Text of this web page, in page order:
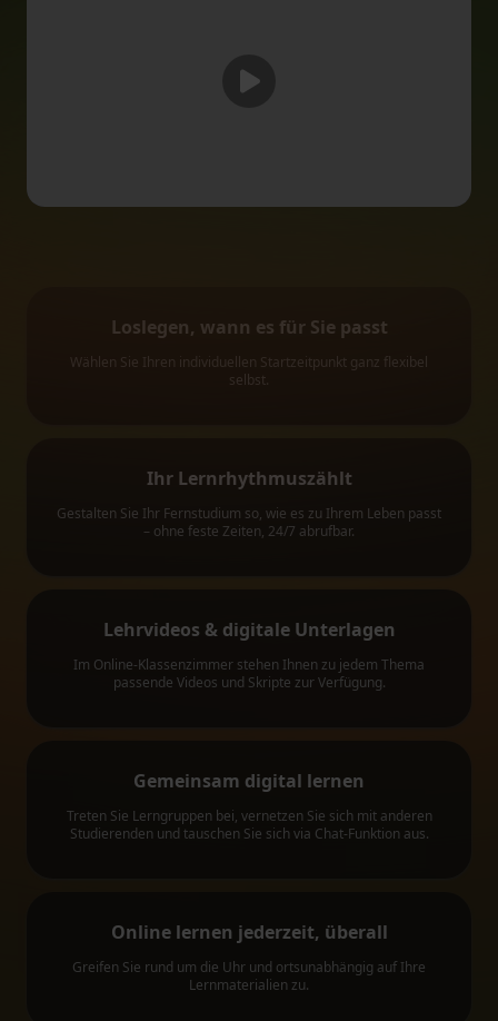
Loslegen, wann es für Sie passt
Wählen Sie Ihren individuellen Startzeitpunkt ganz flexibel
selbst.
Ihr Lernrhythmuszählt
Gestalten Sie Ihr Fernstudium so, wie es zu Ihrem Leben passt
– ohne feste Zeiten, 24/7 abrufbar.
Lehrvideos & digitale Unterlagen
Im Online-Klassenzimmer stehen Ihnen zu jedem Thema
passende Videos und Skripte zur Verfügung.
Gemeinsam digital lernen
Treten Sie Lerngruppen bei, vernetzen Sie sich mit anderen
Studierenden und tauschen Sie sich via Chat-Funktion aus.
Online lernen jederzeit, überall
Greifen Sie rund um die Uhr und ortsunabhängig auf Ihre
Lernmaterialien zu.